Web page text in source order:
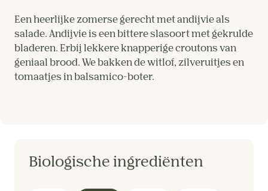
Een heerlijke zomerse gerecht met andijvie als
salade. Andijvie is een bittere slasoort met gekrulde
bladeren. Erbij lekkere knapperige croutons van
geniaal brood. We bakken de witlof, zilveruitjes en
tomaatjes in balsamico-boter.
Biologische ingrediënten